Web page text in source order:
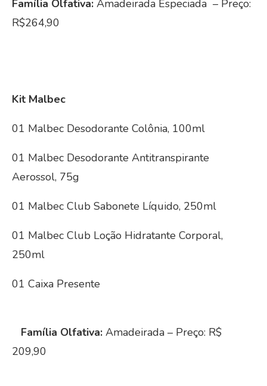
Família Olfativa: Amadeirada Especiada – Preço:
R$264,90
Kit Malbec
01 Malbec Desodorante Colônia, 100ml
01 Malbec Desodorante Antitranspirante
Aerossol, 75g
01 Malbec Club Sabonete Líquido, 250ml
01 Malbec Club Loção Hidratante Corporal,
250ml
01 Caixa Presente
Família Olfativa: Amadeirada – Preço: R$
209,90